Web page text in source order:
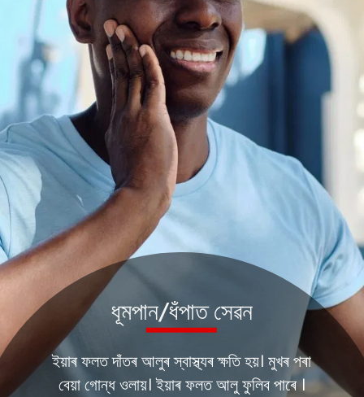
ইয়াৰ ফলত দাঁতৰ আলুৰ স্বাস্থ্যৰ ক্ষতি হয়। মুখৰ পৰা
বেয়া গোন্ধ ওলায়। ইয়াৰ ফলত আলু ফুলিব পাৰে ।
ধূমপান/ধঁপাত সেৱন